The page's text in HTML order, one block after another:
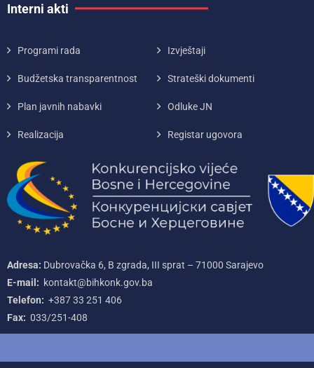
Interni akti
Programi rada Izvještaji
Budžetska transparentnost Strateški dokumenti
Plan javnih nabavki Odluke JN
Realizacija Registar ugovora
Adresa: Dubrovačka 6, B zgrada, III sprat – 71000‌ Sarajevo
E-mail: kontakt@bihkonk.gov.ba
Telefon: +387‌ 33‌ 251‌ 406
Fax: 033/251-408